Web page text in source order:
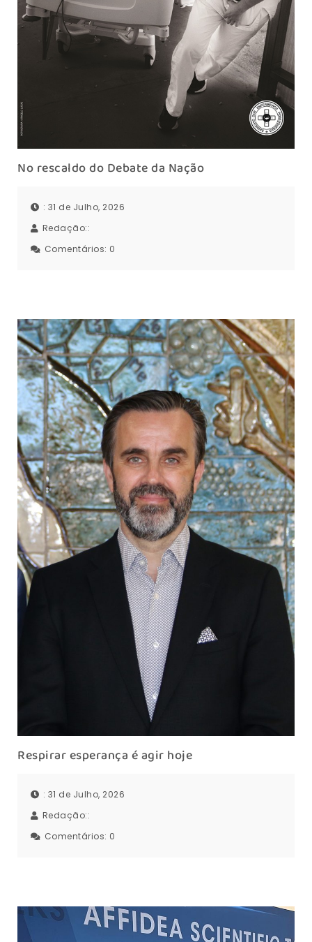
No rescaldo do Debate da Nação
: 31 de Julho, 2026
Redação::
Comentários: 0
Respirar esperança é agir hoje
: 31 de Julho, 2026
Redação::
Comentários: 0